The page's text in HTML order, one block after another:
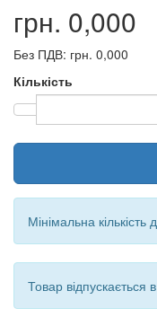
грн. 0,000
Без ПДВ: грн. 0,000
Кількість
Мінімальна
Товар відпускається